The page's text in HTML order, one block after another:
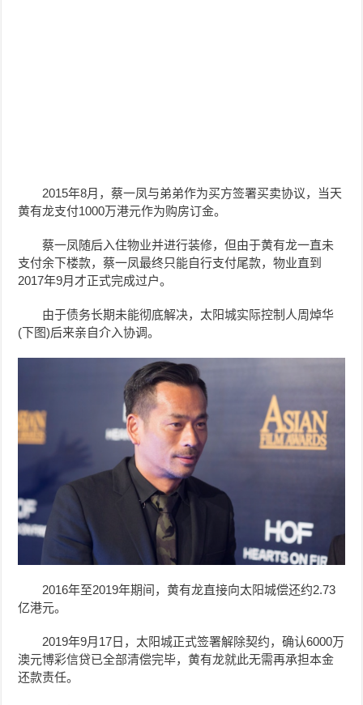
2015年8月，蔡一凤与弟弟作为买方签署买卖协议，当天
黄有龙支付1000万港元作为购房订金。
蔡一凤随后入住物业并进行装修，但由于黄有龙一直未
支付余下楼款，蔡一凤最终只能自行支付尾款，物业直到
2017年9月才正式完成过户。
由于债务长期未能彻底解决，太阳城实际控制人周焯华
(下图)后来亲自介入协调。
2016年至2019年期间，黄有龙直接向太阳城偿还约2.73
亿港元。
2019年9月17日，太阳城正式签署解除契约，确认6000万
澳元博彩信贷已全部清偿完毕，黄有龙就此无需再承担本金
还款责任。